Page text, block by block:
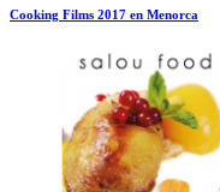
Cooking Films 2017 en Menorca